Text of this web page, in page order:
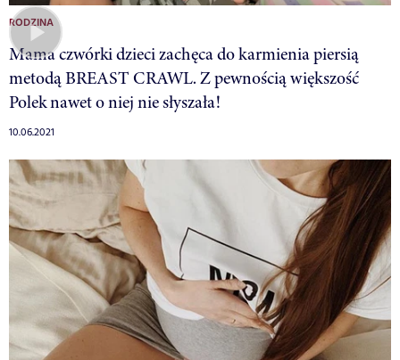
RODZINA
Mama czwórki dzieci zachęca do karmienia piersią
metodą BREAST CRAWL. Z pewnością większość
Polek nawet o niej nie słyszała!
10.06.2021